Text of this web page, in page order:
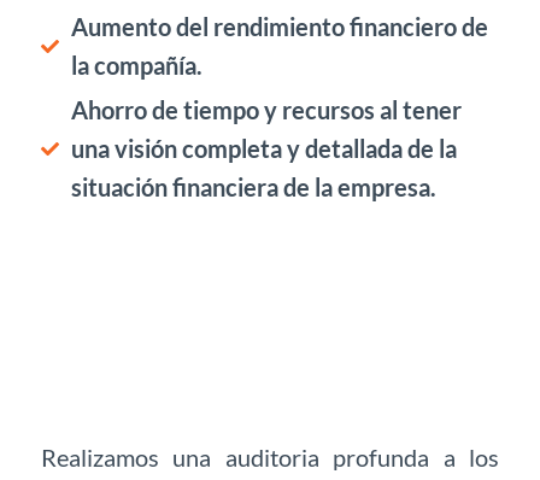
Aumento del rendimiento financiero de
la compañía.
Ahorro de tiempo y recursos al tener
una visión completa y detallada de la
situación financiera de la empresa.
Realizamos una auditoria profunda a los